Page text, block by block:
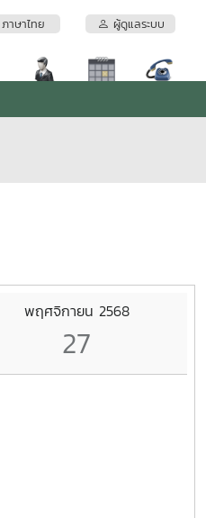
ภาษาไทย ผู้ดูแลระบบ
พฤศจิกายน 2568
27